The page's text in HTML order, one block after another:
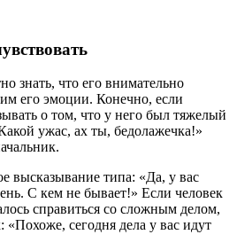
знать, что его внимательно
его эмоции. Конечно, если
о том, что у него был тяжелый
ужас, ах ты, бедолажечка!»
высказывание типа: «Да, у вас
С кем не бывает!» Если человек
справиться со сложным делом,
сегодня дела у вас идут